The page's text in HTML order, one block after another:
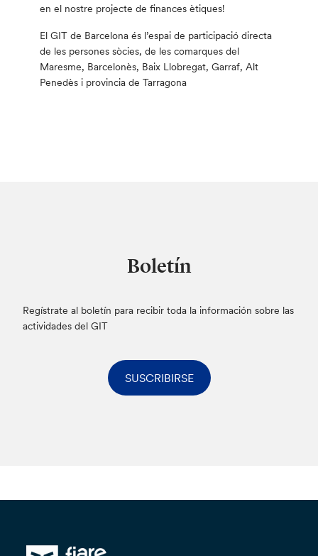
en el nostre projecte de finances ètiques!
El GIT de Barcelona és l’espai de participació directa
de les persones sòcies, de les comarques del
Maresme, Barcelonès, Baix Llobregat, Garraf, Alt
Penedès i provincia de Tarragona
Boletín
Regístrate al boletín para recibir toda la información sobre las
actividades del GIT
SUSCRIBIRSE